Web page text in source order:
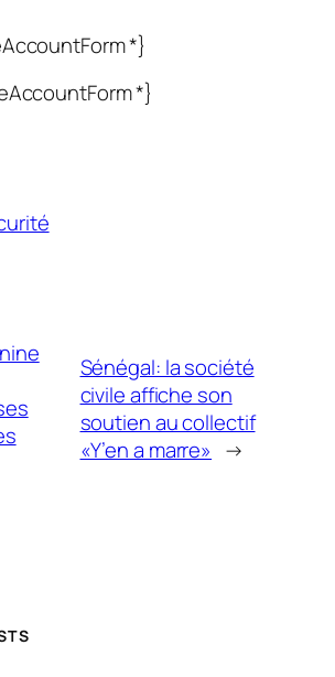
*}
*}
Sénégal: la société
civile affiche son
soutien au collectif
«Y’en a marre» →